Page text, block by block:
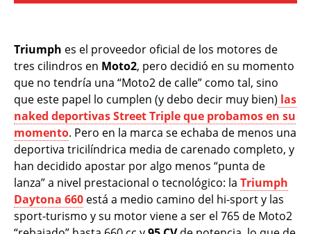
Triumph es el proveedor oficial de los motores de
tres cilindros en Moto2, pero decidió en su momento
que no tendría una “Moto2 de calle” como tal, sino
que este papel lo cumplen (y debo decir muy bien) las
naked deportivas Street Triple que probamos en su
momento. Pero en la marca se echaba de menos una
deportiva tricilíndrica media de carenado completo, y
han decidido apostar por algo menos “punta de
lanza” a nivel prestacional o tecnológico: la Triumph
Daytona 660 está a medio camino del hi-sport y las
sport-turismo y su motor viene a ser el 765 de Moto2